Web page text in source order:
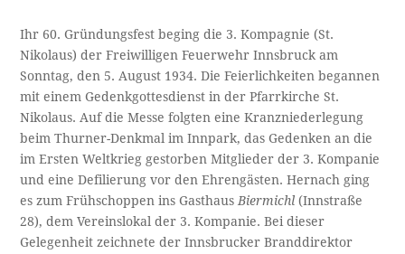
Ihr 60. Gründungsfest beging die 3. Kompagnie (St.
Nikolaus) der Freiwilligen Feuerwehr Innsbruck am
Sonntag, den 5. August 1934. Die Feierlichkeiten begannen
mit einem Gedenkgottesdienst in der Pfarrkirche St.
Nikolaus. Auf die Messe folgten eine Kranzniederlegung
beim Thurner-Denkmal im Innpark, das Gedenken an die
im Ersten Weltkrieg gestorben Mitglieder der 3. Kompanie
und eine Defilierung vor den Ehrengästen. Hernach ging
es zum Frühschoppen ins Gasthaus Biermichl(Innstraße
28), dem Vereinslokal der 3. Kompanie. Bei dieser
Gelegenheit zeichnete der Innsbrucker Branddirektor